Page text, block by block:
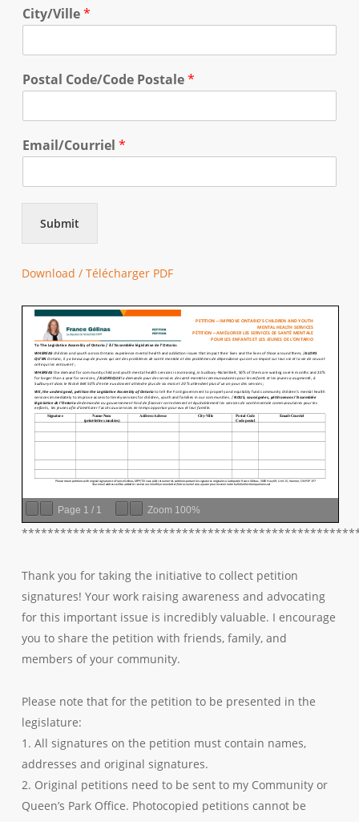
City/Ville*
Postal Code/Code Postale*
Email/Courriel *
Submit
Download / Télécharger PDF
Page 1 / 1 Zoom 100%
Thank you for taking the initiative to collect petition
signatures! Your work raising awareness and advocating
for this important issue is incredibly valuable. I encourage
you to share the petition with friends, family, and
members of your community.
Please note that for the petition to be presented in the
legislature:
1. All signatures on the petition must contain names,
addresses and original signatures.
2. Original petitions need to be sent to my Community or
Queen’s Park Office. Photocopied petitions cannot be